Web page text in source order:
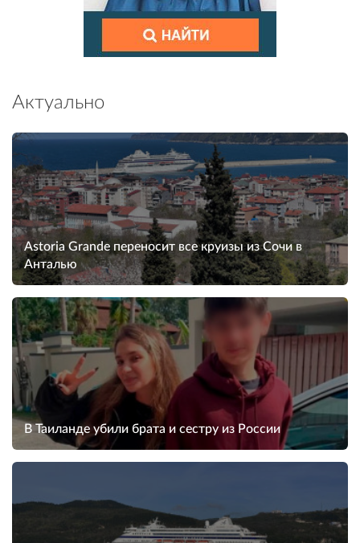
Актуально
Astoria Grande переносит все круизы из Сочи в
Анталью
В Таиланде убили брата и сестру из России